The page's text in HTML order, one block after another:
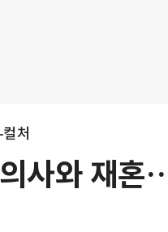
처
사와 재